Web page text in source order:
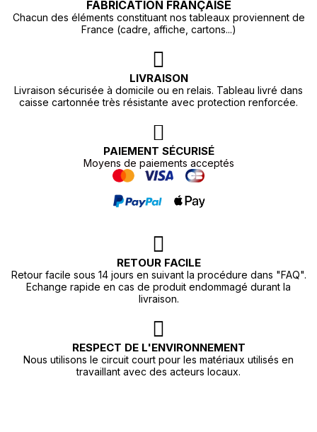
FABRICATION FRANÇAISE
Chacun des éléments constituant nos tableaux proviennent de
France (cadre, affiche, cartons...)
LIVRAISON
Livraison sécurisée à domicile ou en relais. Tableau livré dans
caisse cartonnée très résistante avec protection renforcée.
PAIEMENT SÉCURISÉ
Moyens de paiements acceptés
RETOUR FACILE
Retour facile sous 14 jours en suivant la procédure dans "FAQ".
Echange rapide en cas de produit endommagé durant la
livraison.
RESPECT DE L'ENVIRONNEMENT
Nous utilisons le circuit court pour les matériaux utilisés en
travaillant avec des acteurs locaux.